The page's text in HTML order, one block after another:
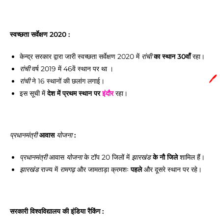
स्वच्छता सर्वेक्षण 2020 :
केन्द्र सरकार द्वारा जारी स्वच्छता सर्वेक्षण 2020 में रांचीका स्थान 30वाँरहा।
रांचीवर्ष 2019 में 46वें स्थान पर था ।
रांचीने 16 स्थानों की छलांग लगाई।
इस सूची मेंदेश में प्रथम स्थान परइंदौररहा।
प्रधानमंत्रीआवास योजना:
प्रधानमंत्रीआवास योजनाके टॉप 20 जिलों में झारखंडके नौ जिलेशामिल हैं।
झारखंडराज्य में रामगढ़और जामताड़ा क्रमशःपहलेऔर दूसरे स्थान पर रहे।
सरकारी विश्वविद्यालय की इंडिया रैकिंग :
🖊️